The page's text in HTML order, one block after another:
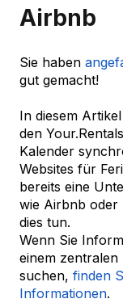
Airbnb
Sie haben
gut gemacht!
In diesem
den
Kalender
Websites für
bereits eine
wie Airbnb oder
dies tun.
Wenn Sie
einem zentralen
suchen, finden
Informationen.